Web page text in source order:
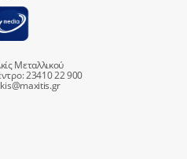
Μεταλλικού
23410 22 900